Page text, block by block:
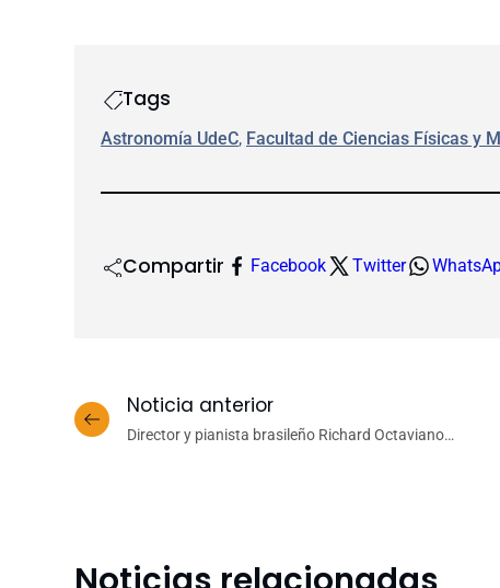
Tags
Astronomía UdeC, Facultad de Ciencias Físicas y
Compartir Facebook Twitter
Noticia anterior
Director y pianista brasileño Richard Octaviano